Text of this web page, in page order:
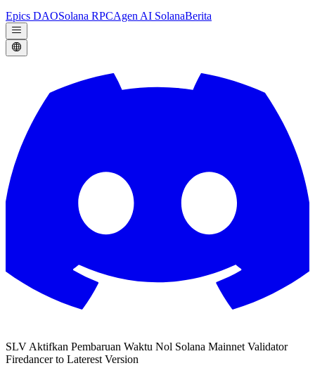
Epics DAOSolana RPCAgen AI SolanaBerita
SLV Aktifkan Pembaruan Waktu Nol Solana Mainnet Validator
Firedancer to Laterest Version